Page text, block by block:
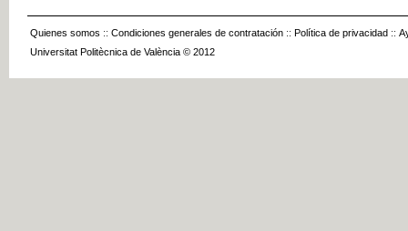
Quienes somos :: Condiciones generales de contratación :: Política de privacidad ::
Universitat Politècnica de València © 2012